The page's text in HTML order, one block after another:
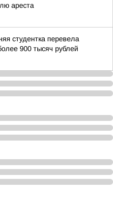
ареста
студентка перевела
900 тысяч рублей